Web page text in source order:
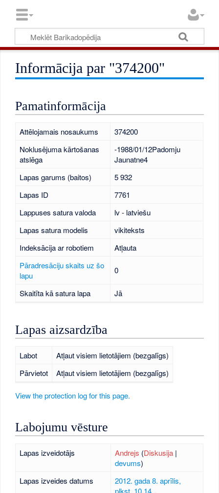
Informācija par "374200"
Pamatinformācija
Attēlojamais nosaukums
374200
Noklusējuma kārtošanas
atslēga
-1988/01/12Padomju
Jaunatne4
Lapas garums (baitos)
5 932
Lapas ID
7761
Lappuses satura valoda
lv - latviešu
Lapas satura modelis
vikiteksts
Indeksācija ar robotiem
Atļauta
Pāradresāciju skaits uz šo
lapu
0
Skaitīta kā satura lapa Jā
Lapas aizsardzība
Labot
Atļaut visiem lietotājiem (bezgalīgs)
Pārvietot
Atļaut visiem lietotājiem (bezgalīgs)
View the protection log for this page.
Labojumu vēsture
Lapas izveidotājs Andrejs (Diskusija|
devums)
Lapas izveides datums
2012. gada 8. aprīlis,
plkst. 10.14